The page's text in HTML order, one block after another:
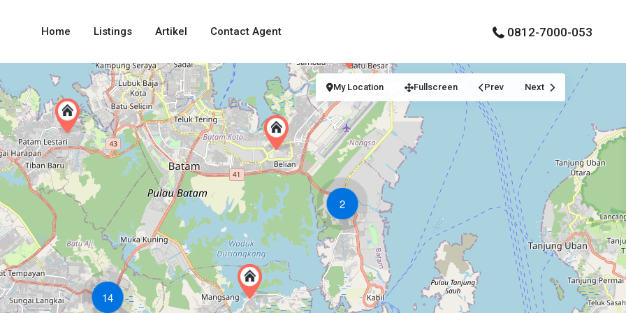
Home Listings Artikel Contact Agent 0812-7000-053
2
14
My Location Fullscreen Prev Next